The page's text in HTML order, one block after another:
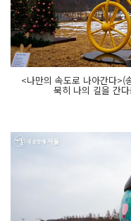
<나만의 속도로 나아간다>(
묵히 나의 길을 간